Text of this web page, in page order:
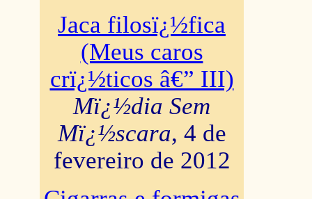
Jaca filosï¿½fica
(Meus caros
crï¿½ticos â€” III)
Mï¿½dia Sem
Mï¿½scara, 4 de
fevereiro de 2012